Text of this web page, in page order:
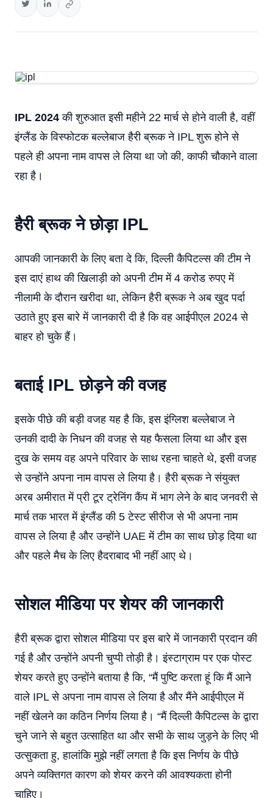
IPL 2024 की शुरुआत इसी महीने 22 मार्च से होने वाली है, वहीं
इंग्लैंड के विस्फोटक बल्लेबाज हैरी ब्रूक ने IPL शुरू होने से
पहले ही अपना नाम वापस ले लिया था जो की, काफी चौकाने वाला
रहा है।
हैरी ब्रूक ने छोड़ा IPL
आपकी जानकारी के लिए बता दे कि, दिल्ली कैपिटल्स की टीम ने
इस दाएं हाथ की खिलाड़ी को अपनी टीम में 4 करोड रुपए में
नीलामी के दौरान खरीदा था, लेकिन हैरी ब्रूक ने अब खुद पर्दा
उठाते हुए इस बारे में जानकारी दी है कि वह आईपीएल 2024 से
बाहर हो चुके हैं।
बताई IPL छोड़ने की वजह
इसके पीछे की बड़ी वजह यह है कि, इस इंग्लिश बल्लेबाज ने
उनकी दादी के निधन की वजह से यह फैसला लिया था और इस
दुख के समय वह अपने परिवार के साथ रहना चाहते थे, इसी वजह
से उन्होंने अपना नाम वापस ले लिया है। हैरी ब्रूक ने संयुक्त
अरब अमीरात में प्री टूर ट्रेनिंग कैंप में भाग लेने के बाद जनवरी से
मार्च तक भारत में इंग्लैंड की 5 टेस्ट सीरीज से भी अपना नाम
वापस ले लिया है और उन्होंने UAE में टीम का साथ छोड़ दिया था
और पहले मैच के लिए हैदराबाद भी नहीं आए थे।
सोशल मीडिया पर शेयर की जानकारी
हैरी ब्रूक द्वारा सोशल मीडिया पर इस बारे में जानकारी प्रदान की
गई है और उन्होंने अपनी चुप्पी तोड़ी है। इंस्टाग्राम पर एक पोस्ट
शेयर करते हुए उन्होंने बताया है कि, “मैं पुष्टि करता हूं कि मैं आने
वाले IPL से अपना नाम वापस ले लिया है और मैंने आईपीएल में
नहीं खेलने का कठिन निर्णय लिया है। “मैं दिल्ली कैपिटल्स के द्वारा
चुने जाने से बहुत उत्साहित था और सभी के साथ जुड़ने के लिए भी
उत्सुकता हु, हालांकि मुझे नहीं लगता है कि इस निर्णय के पीछे
अपने व्यक्तिगत कारण को शेयर करने की आवश्यकता होनी
चाहिए।